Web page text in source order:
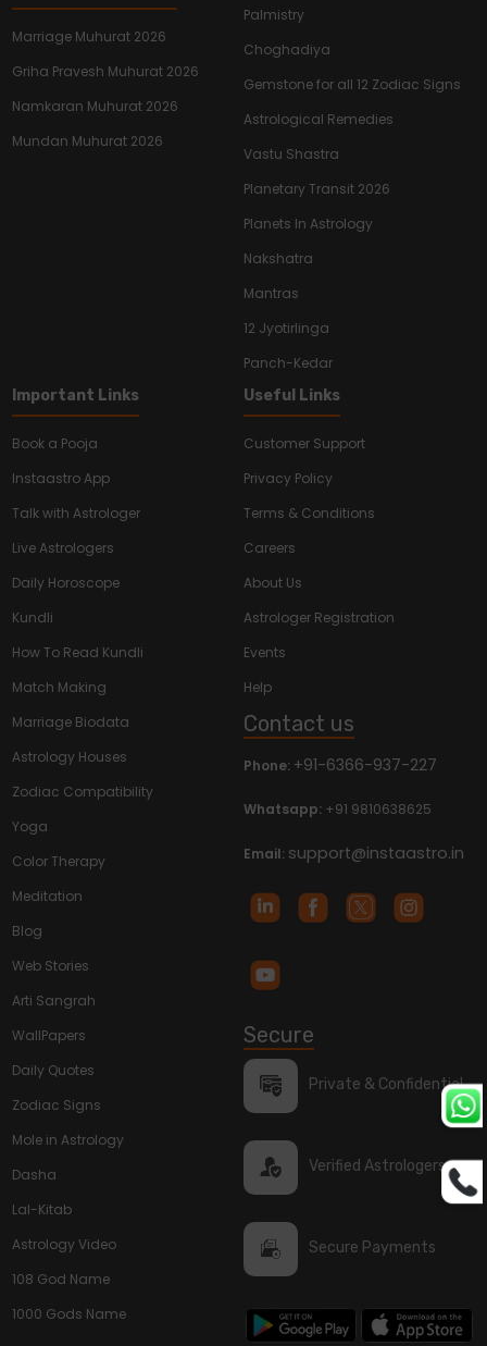
Marriage Muhurat 2026
Griha Pravesh Muhurat 2026
Namkaran Muhurat 2026
Mundan Muhurat 2026
Palmistry
Choghadiya
Gemstone for all 12 Zodiac Signs
Astrological Remedies
Vastu Shastra
Planetary Transit 2026
Planets In Astrology
Nakshatra
Mantras
12 Jyotirlinga
Panch-Kedar
Important Links
Book a Pooja
Instaastro App
Talk with Astrologer
Live Astrologers
Daily Horoscope
Kundli
How To Read Kundli
Match Making
Marriage Biodata
Astrology Houses
Zodiac Compatibility
Yoga
Color Therapy
Meditation
Blog
Web Stories
Arti Sangrah
WallPapers
Daily Quotes
Zodiac Signs
Mole in Astrology
Dasha
Lal-Kitab
Astrology Video
108 God Name
1000 Gods Name
Useful Links
Customer Support
Privacy Policy
Terms & Conditions
Careers
About Us
Astrologer Registration
Events
Help
Contact us
Phone: +91-6366-937-227
Whatsapp: +91 9810638625
Email: support@instaastro.in
Secure
Private & Confidential
Verified Astrologers
Secure Payments